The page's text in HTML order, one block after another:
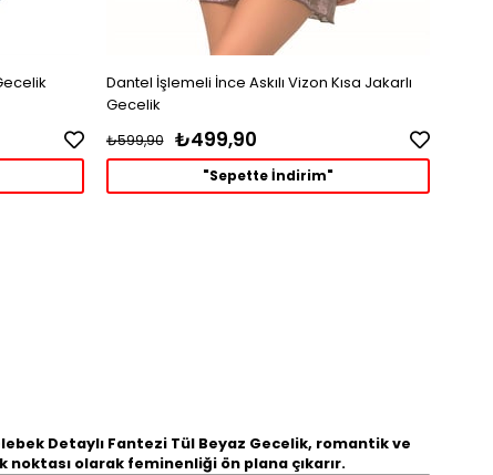
Dantel İşlemeli İnce Askılı Vizon Kısa Jakarlı
Gecelik
₺499,90
₺599,90
"Sepette İndirim"
Detaylı Fantezi Tül Beyaz Gecelik, romantik ve
olarak feminenliği ön plana çıkarır.